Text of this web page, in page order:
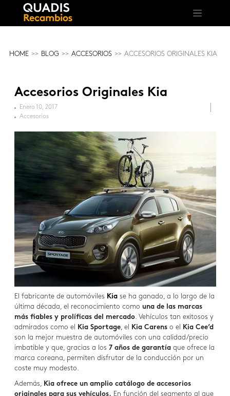
HOME BLOG ACCESORIOS ACCESORIOS ORIGINALES KIA
Accesorios Originales Kia
Enero 10, 2017
Accesorios
El fabricante de automóviles Kiase ha ganado, a lo largo de la
última década, el reconocimiento como una de las marcas
más fiables y prolíficas del mercado. Vehículos tan exitosos y
admirados como el
Kia Sportage, el Kia Carenso el
Kia Cee’d
son la mejor muestra de automóviles con una calidad/precio
imbatible y que, gracias a los 7 años de garantíaque ofrece la
marca coreana, permiten disfrutar de la conducción por un
coste muy modesto.
Además, Kia ofrece un amplio catálogo de accesorios
originales para sus vehículos. En función del segmento al que